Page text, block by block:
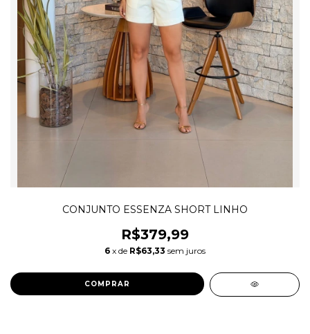
CONJUNTO ESSENZA SHORT LINHO
R$379,99
6 x de R$63,33 sem juros
COMPRAR